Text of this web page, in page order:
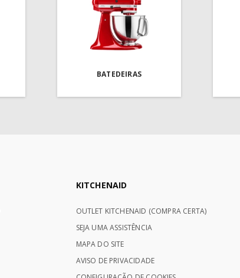
BATEDEIRAS
KITCHENAID
OUTLET KITCHENAID (COMPRA CERTA)
SEJA UMA ASSISTÊNCIA
MAPA DO SITE
AVISO DE PRIVACIDADE